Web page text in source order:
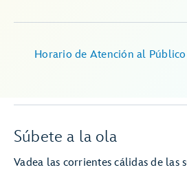
Horario de Atención al Público
Súbete a la ola
Vadea las corrientes cálidas de las